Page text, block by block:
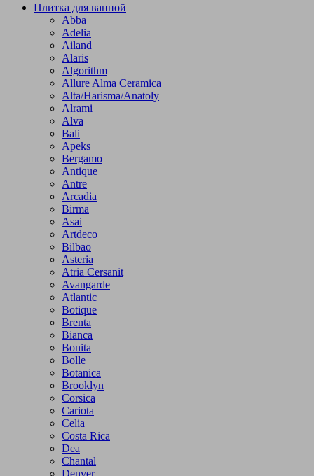
Плитка для ванной
Abba
Adelia
Ailand
Alaris
Algorithm
Allure Alma Ceramica
Alta/Harisma/Anatoly
Alrami
Alva
Bali
Apeks
Bergamo
Antique
Antre
Arcadia
Birma
Asai
Artdeco
Bilbao
Asteria
Atria Cersanit
Avangarde
Atlantic
Botique
Brenta
Bianca
Bonita
Bolle
Botanica
Brooklyn
Corsica
Cariota
Celia
Costa Rica
Dea
Chantal
Denver